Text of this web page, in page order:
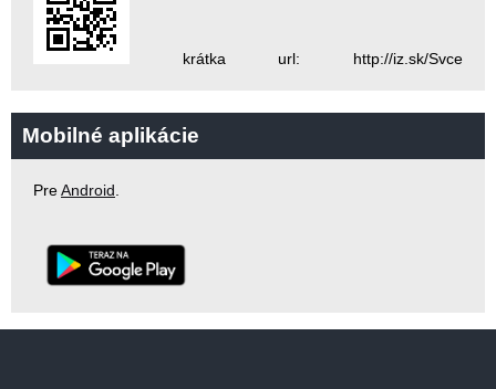
krátka url: http://iz.sk/Svce
Mobilné aplikácie
PreAndroid